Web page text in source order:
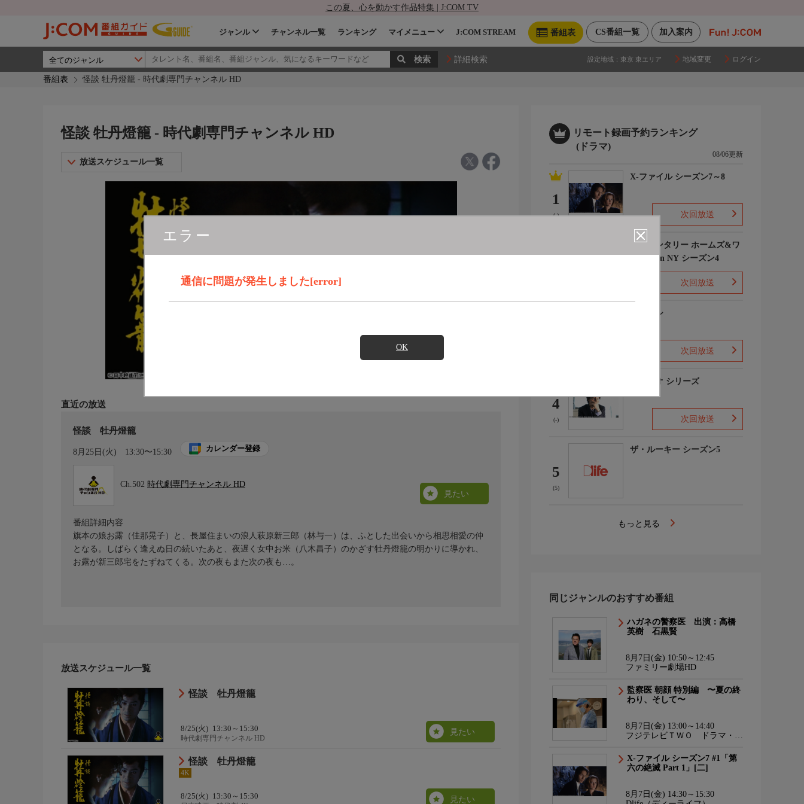
この夏、心を動かす作品特集 | J:COM TV
加入案内
CS番組一覧
番組表
ジャンル チャンネル一覧 ランキング マイメニュー J:COM STREAM
詳細検索 設定地域： 東京 東エリア 地域変更 ログイン
番組表 怪談 牡丹燈籠 - 時代劇専門チャンネル HD
エラー
通信に問題が発生しました[error]
OK
怪談 牡丹燈籠 - 時代劇専門チャンネル HD
放送スケジュール一覧
直近の放送
怪談 牡丹燈籠
8月25日(火) 13:30〜15:30 カレンダー登録
Ch.502 時代劇専門チャンネル HD
見たい
番組詳細内容
旗本の娘お露（佳那晃子）と、長屋住まいの浪人萩原新三郎（林与一）は、ふとした出会いから相思相愛の仲
となる。しばらく逢えぬ日の続いたあと、夜遅く女中お米（八木昌子）のかざす牡丹燈籠の明かりに導かれ、
お露が新三郎宅をたずねてくる。次の夜もまた次の夜も…。
放送スケジュール一覧
怪談 牡丹燈籠
8/25(火) 13:30～15:30
時代劇専門チャンネル HD
見たい
怪談 牡丹燈籠
4K
8/25(火) 13:30～15:30 見たい
リモート録画予約ランキング
(ドラマ)
08/06更新
1
(-)
X-ファイル シーズン7～8
次回放送
エレメンタリー ホームズ&ワ
トソン in NY シーズン4
次回放送
下山メシ
次回放送
4
(-)
ガリレオ シリーズ
次回放送
5
(5)
ザ・ルーキー シーズン5
もっと見る
同じジャンルのおすすめ番組
ハガネの警察医 出演：高橋
英樹 石黒賢
8月7日(金) 10:50～12:45
ファミリー劇場HD
監察医 朝顔 特別編 〜夏の終
わり、そして〜
8月7日(金) 13:00～14:40
フジテレビＴＷＯ ドラマ・ア
X-ファイル シーズン7 #1「第
六の絶滅 Part 1」[二]
8月7日(金) 14:30～15:30